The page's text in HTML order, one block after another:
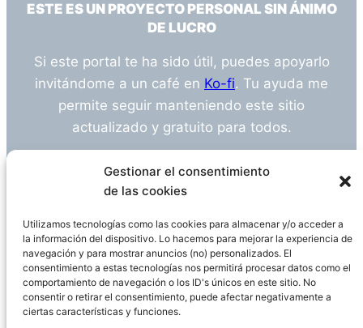
Gestionar el consentimiento
de las cookies
Utilizamos tecnologías como las cookies para almacenar y/o acceder a
la información del dispositivo. Lo hacemos para mejorar la experiencia de
navegación y para mostrar anuncios (no) personalizados. El
consentimiento a estas tecnologías nos permitirá procesar datos como el
comportamiento de navegación o los ID's únicos en este sitio. No
consentir o retirar el consentimiento, puede afectar negativamente a
ciertas características y funciones.
ESTE ES UN PROYECTO PERSONAL SIN ÁNIMO
DE LUCRO
Si este portal te ha sido útil, puedes apoyarlo
invitándome a un café en Ko-fi. Tu ayuda me
permite seguir manteniendo este sitio
actualizado y gratuito para todos.
¿Tienes alguna duda o sugerencia? Escríbeme
info@empleosanitarioinvestigacion.es
Descargo de Responsabilidad
Declaración de Privacidad Política de cookies